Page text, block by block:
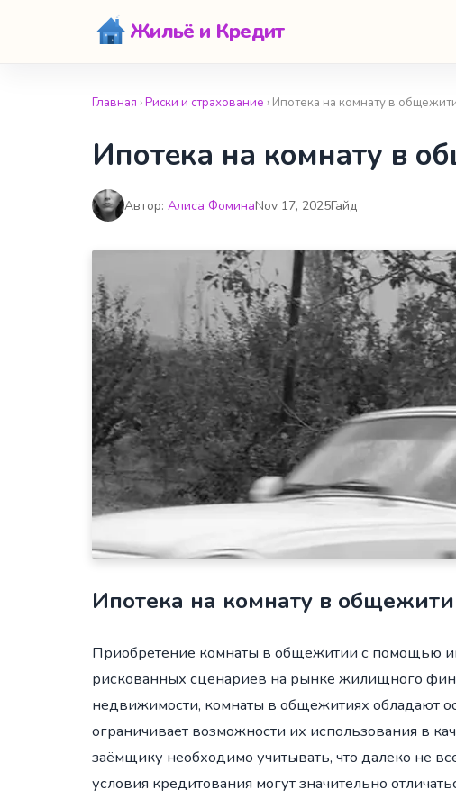
Жильё и Кредит
Главная ›Риски и страхование › Ипотека на комнату в
Ипотека на комнату в
Автор: Алиса ФоминаNov 17, 2025Гайд
Ипотека на комнату в
Приобретение комнаты в общежитии с помощью
рискованных сценариев на рынке жилищного
недвижимости, комнаты в общежитиях обладают
ограничивает возможности их использования в
заёмщику необходимо учитывать, что далеко не
условия кредитования могут значительно